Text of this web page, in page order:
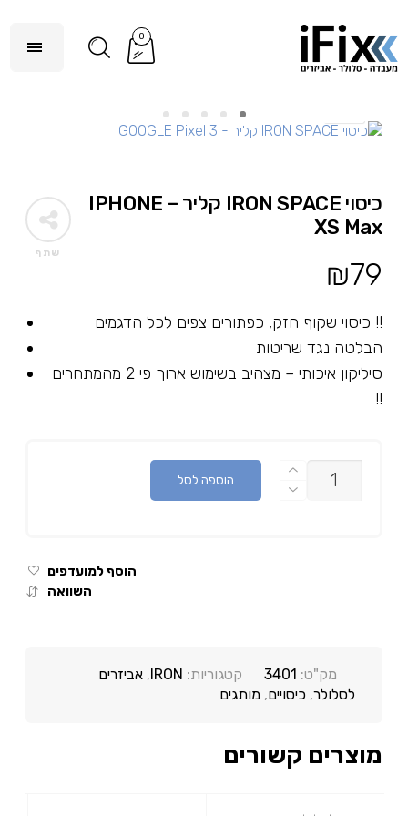
0
שתף
כיסוי IRON SPACE קליר – IPHONE
XS Max
₪79
כיסוי שקוף חזק, כפתורים צפים לכל הדגמים !!
הבלטה נגד שריטות
סיליקון איכותי – מצהיב בשימוש ארוך פי 2 מהמתחרים
!!
כמות
הוספה לסל
הוסף למועדפים
השוואה
מק"ט: 3401 קטגוריות: IRON
,אביזרים
לסלולר,כיסויים,מותגים
מוצרים קשורים